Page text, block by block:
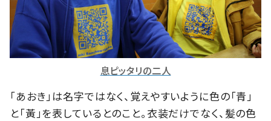
息ピッタリの二人
「あおき」は名字ではなく、覚えやすいように色の「青」
と「黃」を表しているとのこと。衣装だけでなく、髪の色